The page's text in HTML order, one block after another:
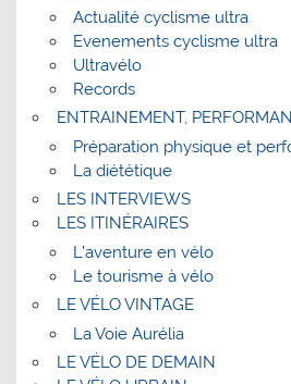
Actualité cyclisme ultra
Evenements cyclisme ultra
Ultravélo
Records
ENTRAINEMENT,
Préparation physique et
La diététique
LES INTERVIEWS
LES ITINÉRAIRES
L’aventure en vélo
Le tourisme à vélo
LE VÉLO VINTAGE
La Voie Aurélia
LE VÉLO DE DEMAIN